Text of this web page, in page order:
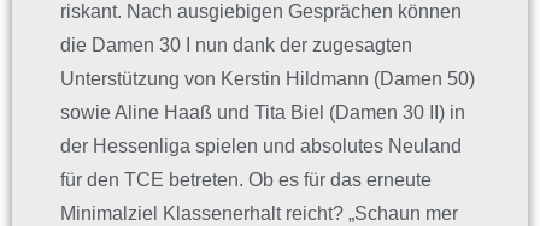
riskant. Nach ausgiebigen Gesprächen können
die Damen 30 I nun dank der zugesagten
Unterstützung von Kerstin Hildmann (Damen 50)
sowie Aline Haaß und Tita Biel (Damen 30 II) in
der Hessenliga spielen und absolutes Neuland
für den TCE betreten. Ob es für das erneute
Minimalziel Klassenerhalt reicht? „Schaun mer